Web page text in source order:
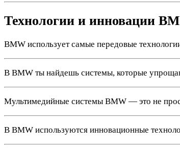
Технологии и инновации
BMW использует самые передовые
В BMW ты найдешь системы, которые
Мультимедийные системы BMW — это не
В BMW используются инновационные